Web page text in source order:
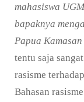
mahasiswa
bapaknya
Papua
tentu saja
rasisme
Bahasan